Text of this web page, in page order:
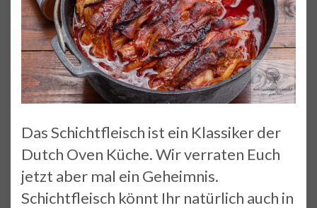
Das Schichtfleisch ist ein Klassiker der
Dutch Oven Küche. Wir verraten Euch
jetzt aber mal ein Geheimnis.
Schichtfleisch könnt Ihr natürlich auch in